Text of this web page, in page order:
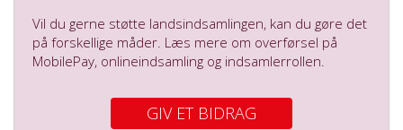
Vil du gerne støtte landsindsamlingen, kan du gøre det
på forskellige måder. Læs mere om overførsel på
MobilePay, onlineindsamling og indsamlerrollen.
GIV ET BIDRAG